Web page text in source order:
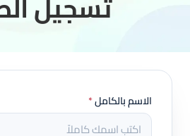
الاسم بالكامل*